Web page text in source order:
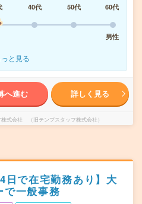
40代 50代
60代
男性
っと見る
へ進む 詳しく見る
式会社 （旧テンプスタッフ株式会社）
日で在宅勤務あり】大
で一般事務